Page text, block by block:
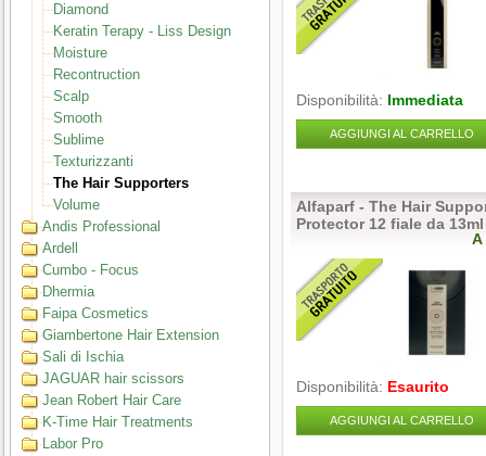
Diamond
Keratin Terapy - Liss Design
Moisture
Recontruction
Scalp
Smooth
Sublime
Texturizzanti
The Hair Supporters
Volume
Andis Professional
Ardell
Cumbo - Focus
Dhermia
Faipa Cosmetics
Giambertone Hair Extension
Sali di Ischia
JAGUAR hair scissors
Jean Robert Hair Care
K-Time Hair Treatments
Labor Pro
Disponibilità: Immediata
AGGIUNGI AL CARRELLO
Alfaparf - The Hair
Protector 12 fiale da 13ml
A
Disponibilità: Esaurito
AGGIUNGI AL CARRELLO